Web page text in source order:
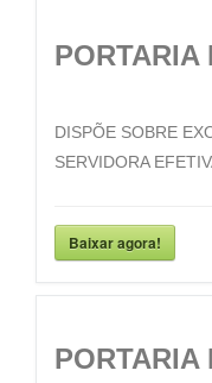
PORTARIA
DISPÕE SOBRE
SERVIDORA
Baixar agora!
PORTARIA